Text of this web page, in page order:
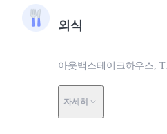
외식
아웃백스테이크하우스,
자세히